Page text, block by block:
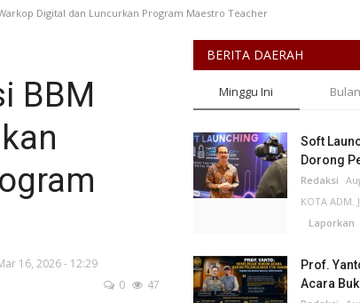
Digital dan Luncurkan Program Maestro Teacher
BBM
16, 2026 - 12:29
0
47
BERITA DAERAH
Minggu Ini
Soft
Dorong
Redaksi
KOTA ADM.
Laporkan
Prof.
Acara